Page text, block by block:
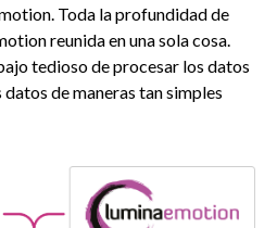
Toda la profundidad de
reunida en una sola cosa.
tedioso de procesar los datos
de maneras tan simples